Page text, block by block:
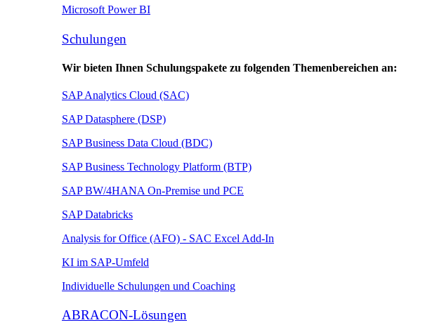
Microsoft Power BI
Schulungen
Wir bieten Ihnen Schulungspakete zu folgenden Themenbereichen an:
SAP Analytics Cloud (SAC)
SAP Datasphere (DSP)
SAP Business Data Cloud (BDC)
SAP Business Technology Platform (BTP)
SAP BW/4HANA On-Premise und PCE
SAP Databricks
Analysis for Office (AFO) - SAC Excel Add-In
KI im SAP-Umfeld
Individuelle Schulungen und Coaching
ABRACON-Lösungen